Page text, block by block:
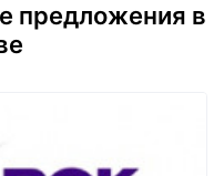
предложения в